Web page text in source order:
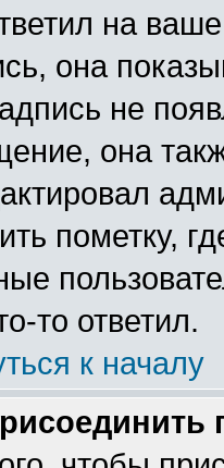
на
она
не
она
пометку,
то ответил.
к началу